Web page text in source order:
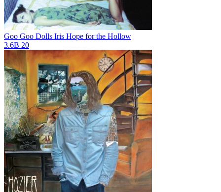
Goo Goo Dolls Iris Hope for the Hollow
3.6B 20